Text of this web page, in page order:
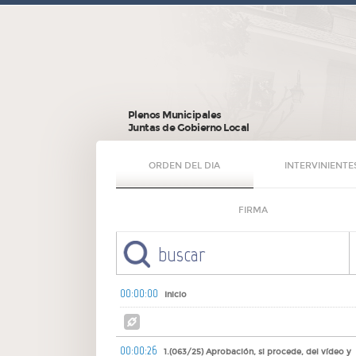
Plenos Municipales
Juntas de Gobierno Local
ORDEN DEL DIA
FIRMA
00:00:00 Inicio
00:00:26 1.(063/25) Aprobación, si procede, del vídeo y